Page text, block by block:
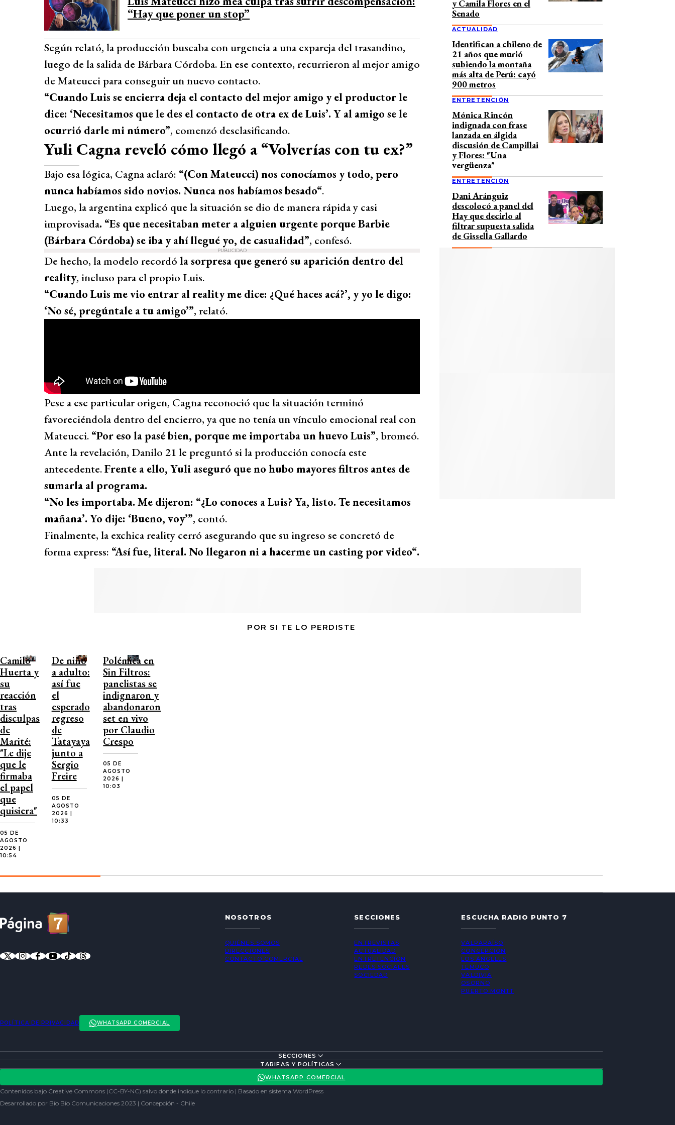
Desarrollado por Bío Bío Comunicaciones
“Hay que poner un stop”
Según relató, la producción buscaba con urgencia a una expareja del trasandino,
luego de la salida de Bárbara Córdoba. En ese contexto, recurrieron al mejor amigo
de Mateucci para conseguir un nuevo contacto.
“Cuando Luis se encierra deja el contacto del mejor amigo y el productor le
dice: ‘Necesitamos que le des el contacto de otra ex de Luis’. Y al amigo se le
ocurrió darle mi número”, comenzó desclasificando.
Yuli Cagna reveló cómo llegó a “Volverías con tu ex?”
Bajo esa lógica, Cagna aclaró: “(Con Mateucci) nos conocíamos y todo, pero
nunca habíamos sido novios. Nunca nos habíamos besado“.
Luego, la argentina explicó que la situación se dio de manera rápida y casi
improvisada. “Es que necesitaban meter a alguien urgente porque Barbie
(Bárbara Córdoba) se iba y ahí llegué yo, de casualidad”, confesó.
PUBLICIDAD
De hecho, la modelo recordó la sorpresa que generó su aparición dentro del
reality, incluso para el propio Luis.
“Cuando Luis me vio entrar al reality me dice: ¿Qué haces acá?’, y yo le digo:
‘No sé, pregúntale a tu amigo’”, relató.
Pese a ese particular origen, Cagna reconoció que la situación terminó
favoreciéndola dentro del encierro, ya que no tenía un vínculo emocional real con
Mateucci. “Por eso la pasé bien, porque me importaba un huevo Luis”, bromeó.
Ante la revelación, Danilo 21 le preguntó si la producción conocía este
antecedente.Frente a ello, Yuli aseguró que no hubo mayores filtros antes de
sumarla al programa.
“No les importaba. Me dijeron: “¿Lo conoces a Luis? Ya, listo. Te necesitamos
mañana’. Yo dije: ‘Bueno, voy’”, contó.
Finalmente, la exchica reality cerró asegurando que su ingreso se concretó de
forma express: “Así fue, literal. No llegaron ni a hacerme un casting por video“.
y Camila Flores en el
Senado
ACTUALIDAD
Identifican a chileno de
21 años que murió
subiendo la montaña
más alta de Perú: cayó
900 metros
ENTRETENCIÓN
Mónica Rincón
indignada con frase
lanzada en álgida
discusión de Campillai
y Flores: "Una
vergüenza"
ENTRETENCIÓN
Dani Aránguiz
descolocó a panel del
Hay que decirlo al
filtrar supuesta salida
de Gissella Gallardo
POR SI TE LO PERDISTE
Camilo
Huerta y
su
reacción
tras
disculpas
de
Marité:
"Le dije
que le
firmaba
el papel
que
quisiera"
05 DE
AGOSTO
2026 |
10:54
De niño
a adulto:
así fue
el
esperado
regreso
de
Tatayaya
junto a
Sergio
Freire
05 DE
AGOSTO
2026 |
10:33
Polémica en
Sin Filtros:
panelistas se
indignaron y
abandonaron
set en vivo
por Claudio
Crespo
05 DE
AGOSTO
2026 |
10:03
NOSOTROS
QUIÉNES SOMOS
DIRECCIONES
CONTACTO COMERCIAL
SECCIONES
ENTREVISTAS
ACTUALIDAD
ENTRETENCIÓN
REDES SOCIALES
SOCIEDAD
ESCUCHA RADIO PUNTO 7
VALPARAÍSO
CONCEPCIÓN
LOS ÁNGELES
TEMUCO
VALDIVIA
OSORNO
PUERTO MONTT
POLÍTICA DE PRIVACIDAD WHATSAPP COMERCIAL
SECCIONES
ACTUALIDAD
REDES SOCIALES
TARIFAS Y POLÍTICAS
POLÍTICA DE PRIVACIDAD
WHATSAPP COMERCIAL
Contenidos bajo Creative Commons (CC-BY-NC) salvo donde indique lo contrario | Basado en sistema WordPress
Desarrollado por Bío Bío Comunicaciones 2023 | Concepción - Chile